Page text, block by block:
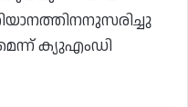
ക്യുഎംഡി